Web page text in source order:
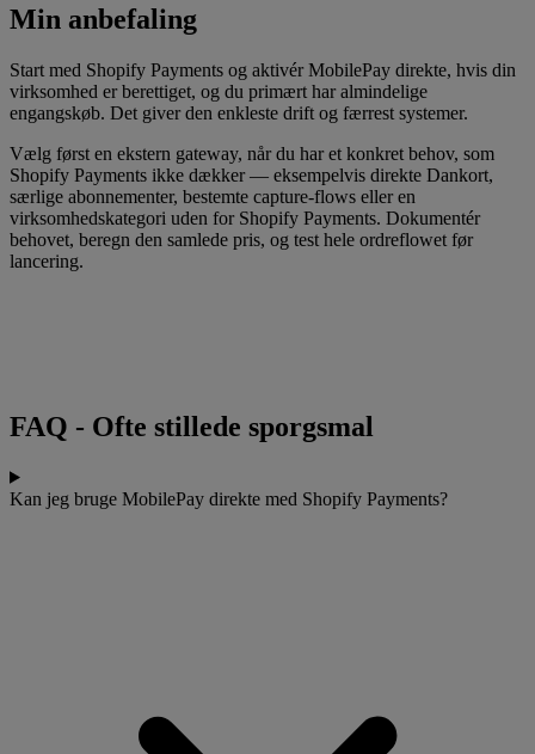
Min anbefaling
Start med Shopify Payments og aktivér MobilePay direkte, hvis din
virksomhed er berettiget, og du primært har almindelige
engangskøb. Det giver den enkleste drift og færrest systemer.
Vælg først en ekstern gateway, når du har et konkret behov, som
Shopify Payments ikke dækker — eksempelvis direkte Dankort,
særlige abonnementer, bestemte capture-flows eller en
virksomhedskategori uden for Shopify Payments. Dokumentér
behovet, beregn den samlede pris, og test hele ordreflowet før
lancering.
FAQ - Ofte stillede sporgsmal
Kan jeg bruge MobilePay direkte med Shopify Payments?